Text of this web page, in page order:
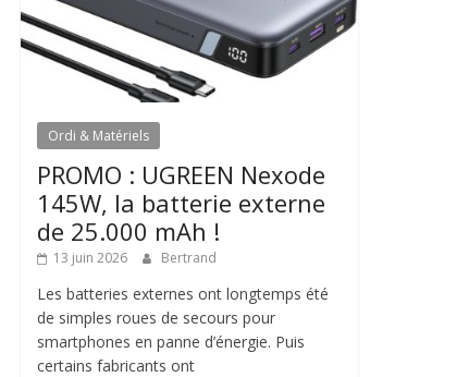
Ordi & Matériels
PROMO : UGREEN Nexode
145W, la batterie externe
de 25.000 mAh !
13 juin 2026 Bertrand
Les batteries externes ont longtemps été
de simples roues de secours pour
smartphones en panne d’énergie. Puis
certains fabricants ont